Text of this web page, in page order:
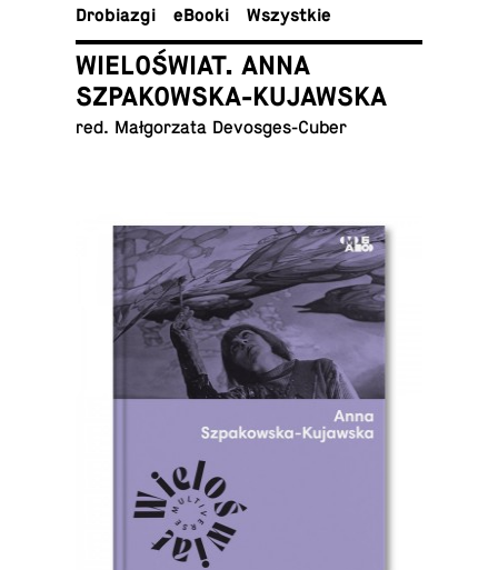
Dro­bia­zgi
eBooki Wszyst­kie
WIELOŚWIAT. ANNA
SZPAKOWSKA-KUJAWSKA
red. Mał­go­rza­ta Devosges-Cuber